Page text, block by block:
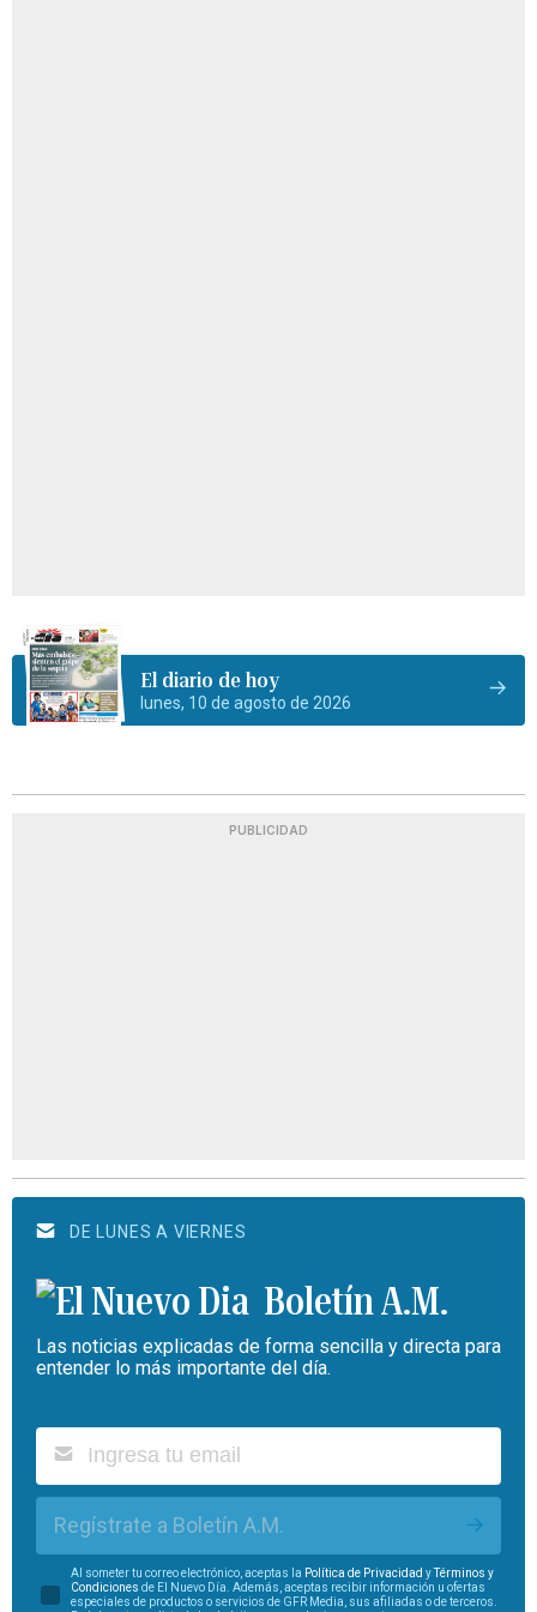
El diario de hoy
lunes, 10 de agosto de 2026
PUBLICIDAD
DE LUNES A VIERNES
Boletín A.M.
Las noticias explicadas de forma sencilla y directa para
entender lo más importante del día.
Regístrate a Boletín A.M.
Al someter tu correo electrónico, aceptas la Política de Privacidad yTérminos y
Condiciones de El Nuevo Día. Además, aceptas recibir información u ofertas
especiales de productos o servicios de GFR Media, sus afiliadas o de terceros.